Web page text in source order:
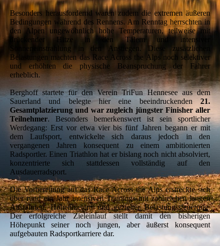
Besonders herausfordernd waren zudem die extremen äußeren
Bedingungen während des Rennens. Am Renntag herrschten in
den Alpen ungewöhnlich hohe Temperaturen, teilweise mit
drückender Hitze in den Tälern und intensiver
Sonneneinstrahlung in den Anstiegen. Diese zusätzlichen
Belastungen machten das Race Across the Alps noch selektiver
und erhöhten die physische Beanspruchung der Fahrer
erheblich.
Berghoff startete für den Verein TriFun Hennesee aus dem
Sauerland und belegte hier eine beeindruckenden 21.
Gesamtplatzierung und war zugleich jüngster Finisher aller
Teilnehmer. Besonders bemerkenswert ist sein sportlicher
Werdegang: Erst vor etwa vier bis fünf Jahren begann er mit
dem Laufsport, entwickelte sich daraus jedoch in den
vergangenen Jahren konsequent zu einem ambitionierten
Radsportler. Einen Triathlon hat er bislang noch nicht absolviert,
konzentrierte sich stattdessen vollständig auf den
Ausdauerradsport.
Die Vorbereitung auf das Race Across the Alps erstreckte sich
über rund ein Jahr intensiven Trainings mit zahlreichen langen
Ausfahrten, Höhenmetern und gezielter Belastungssteuerung.
Der erfolgreiche Zieleinlauf stellt damit den bisherigen
Höhepunkt seiner noch jungen, aber äußerst konsequent
aufgebauten Radsportkarriere dar.